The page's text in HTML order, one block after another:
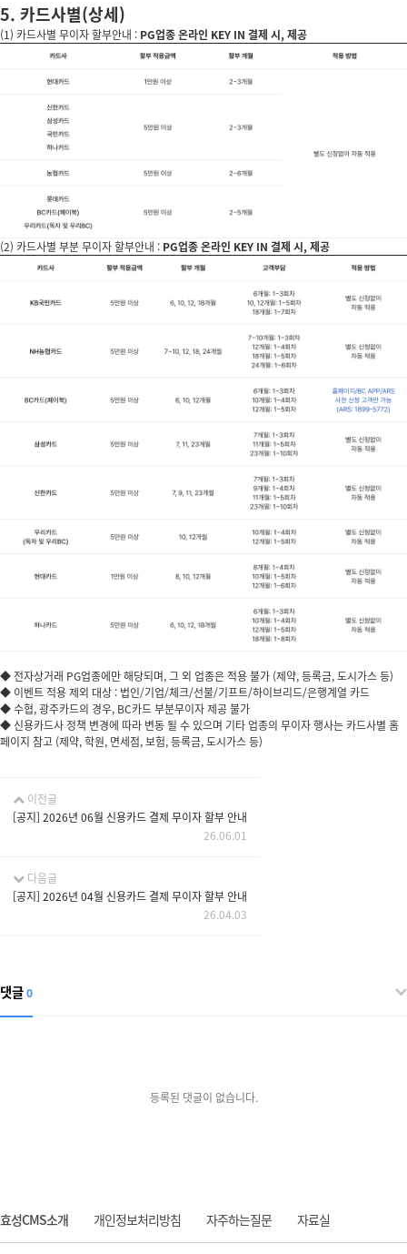
5. 카드사별(상세)
(1) 카드사별 무이자 할부안내 : PG업종 온라인 KEY IN 결제 시, 제공
(2) 카드사별 부분 무이자 할부안내 : PG업종 온라인 KEY IN 결제 시, 제공
◆ 전자상거래 PG업종에만 해당되며, 그 외 업종은 적용 불가 (제약, 등록금, 도시가스 등)
◆ 이벤트 적용 제외 대상 : 법인/기업/체크/선불/기프트/하이브리드/은행계열 카드
◆ 수협, 광주카드의 경우, BC카드 부분무이자 제공 불가
◆ 신용카드사 정책 변경에 따라 변동 될 수 있으며 기타 업종의 무이자 행사는 카드사별 홈
페이지 참고 (제약, 학원, 면세점, 보험, 등록금, 도시가스 등)
이전글
[공지] 2026년 06월 신용카드 결제 무이자 할부 안내
26.06.01
다음글
[공지] 2026년 04월 신용카드 결제 무이자 할부 안내
26.04.03
댓글0
등록된 댓글이 없습니다.
효성CMS소개 개인정보처리방침 자주하는질문 자료실